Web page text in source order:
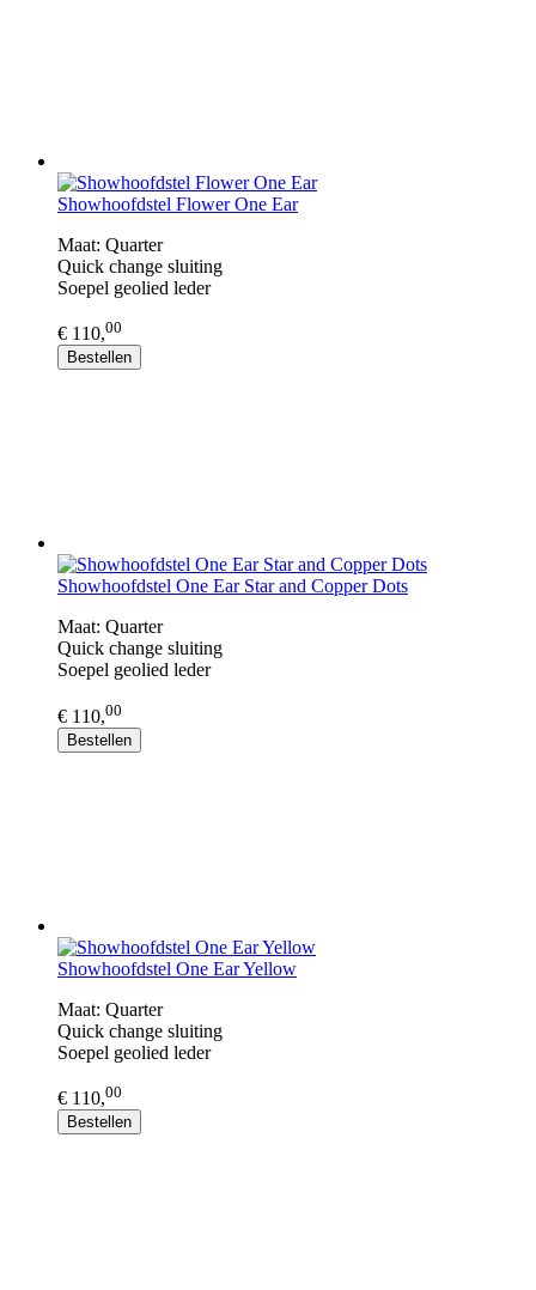
Showhoofdstel Flower One Ear
Maat: Quarter
Quick change sluiting
​Soepel geolied leder
€ 110,00
Bestellen
Showhoofdstel One Ear Star and Copper Dots
Maat: Quarter
Quick change sluiting
​Soepel geolied leder
€ 110,00
Bestellen
Showhoofdstel One Ear Yellow
Maat: Quarter
Quick change sluiting
​Soepel geolied leder
€ 110,00
Bestellen